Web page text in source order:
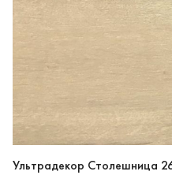
Ультрадекор Столешница